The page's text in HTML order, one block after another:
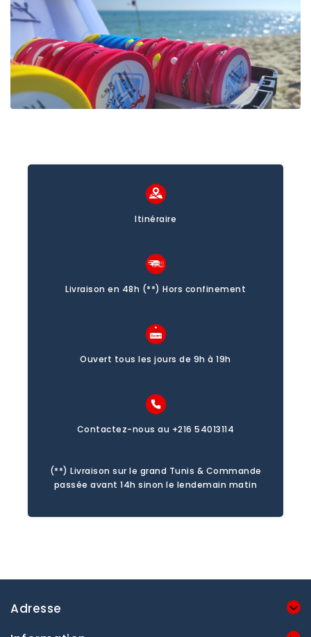
Itinéraire
Livraison en 48h (**) Hors confinement
Ouvert tous les jours de 9h à 19h
Contactez-nous au +216 54013114
(**) Livraison sur le grand Tunis & Commande
passée avant 14h sinon le lendemain matin
Adresse